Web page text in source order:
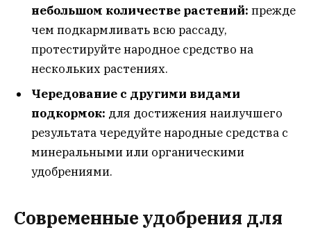
небольшом количестве растений: прежде
чем подкармливать всю рассаду,
протестируйте народное средство на
нескольких растениях.
Чередование с другими видами
подкормок: для достижения наилучшего
результата чередуйте народные средства с
минеральными или органическими
удобрениями.
Современные удобрения для